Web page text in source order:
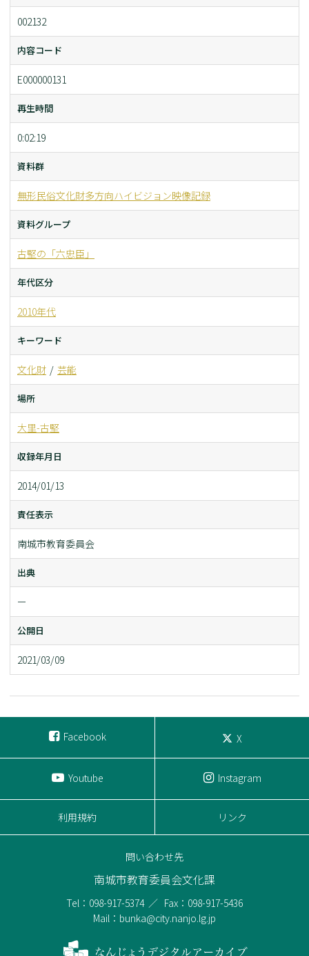
002132
内容コード
E000000131
再生時間
0:02:19
資料群
無形民俗文化財多方向ハイビジョン映像記録
資料グループ
古堅の「六忠臣」
年代区分
2010年代
キーワード
文化財 芸能
場所
大里-古堅
収録年月日
2014/01/13
責任表示
南城市教育委員会
出典
ー
公開日
2021/03/09
Facebook X
Youtube Instagram
利用規約 リンク
問い合わせ先
南城市教育委員会文化課
Tel：098-917-5374
Fax：098-917-5436
Mail：bunka@city.nanjo.lg.jp